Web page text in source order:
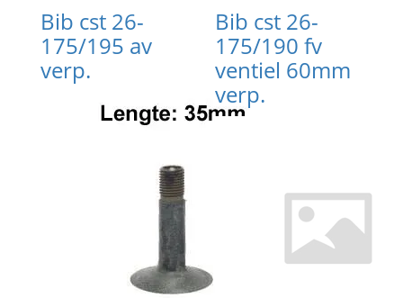
Bib cst 26-
175/195 av
verp.
Bib cst 26-
175/190 fv
ventiel 60mm
verp.